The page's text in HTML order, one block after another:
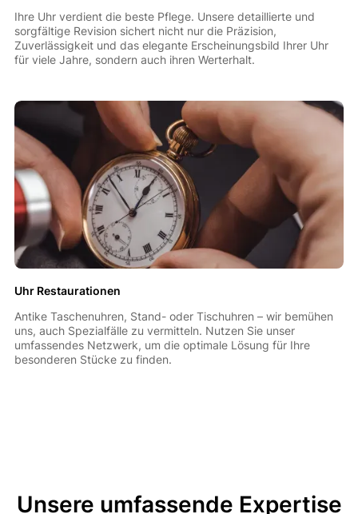
Ihre Uhr verdient die beste Pflege. Unsere detaillierte und
sorgfältige Revision sichert nicht nur die Präzision,
Zuverlässigkeit und das elegante Erscheinungsbild Ihrer Uhr
für viele Jahre, sondern auch ihren Werterhalt.
Uhr Restaurationen
Antike Taschenuhren, Stand- oder Tischuhren – wir bemühen
uns, auch Spezialfälle zu vermitteln. Nutzen Sie unser
umfassendes Netzwerk, um die optimale Lösung für Ihre
besonderen Stücke zu finden.
Unsere umfassende Expertise